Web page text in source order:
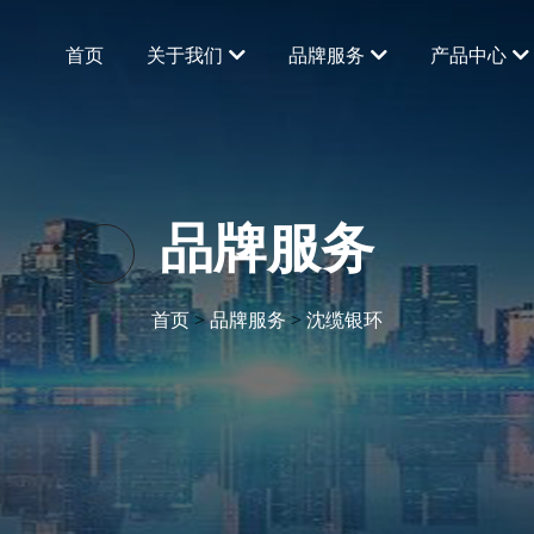
首页 关于我们 品牌服务 产品中心
品牌服务
首页 >品牌服务 > 沈缆银环